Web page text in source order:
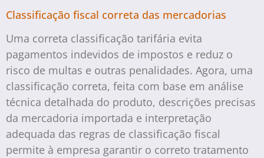
Classificação fiscal correta das mercadorias
Uma correta classificação tarifária evita
pagamentos indevidos de impostos e reduz o
risco de multas e outras penalidades. Agora, uma
classificação correta, feita com base em análise
técnica detalhada do produto, descrições precisas
da mercadoria importada e interpretação
adequada das regras de classificação fiscal
permite à empresa garantir o correto tratamento